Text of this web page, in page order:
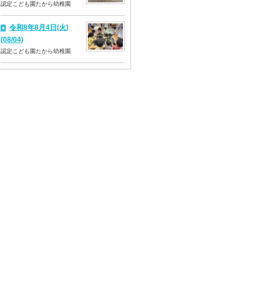
認定こども園たから幼稚園
令和8年8月4日(火)
(08/04)
認定こども園たから幼稚園